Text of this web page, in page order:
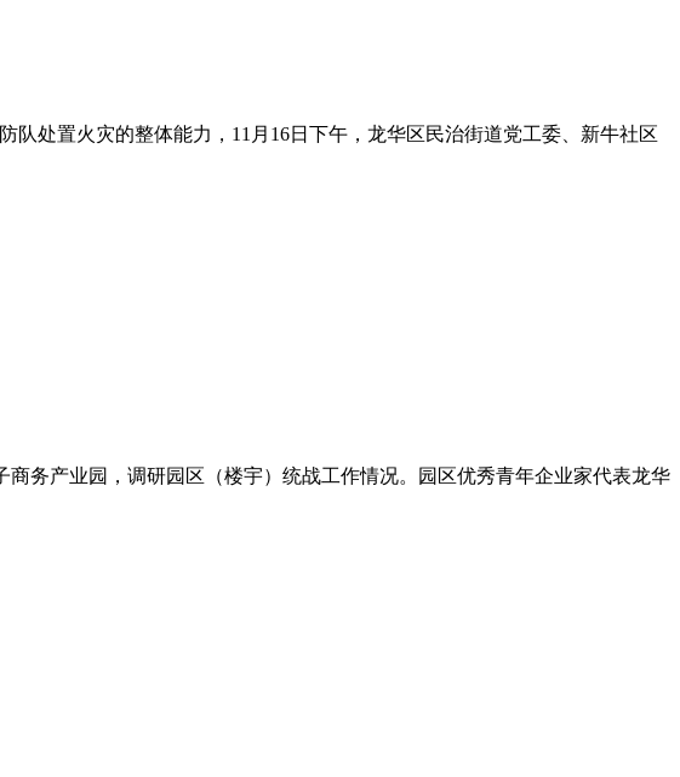
处置火灾的整体能力，11月16日下午，龙华区民治街道党工委、新牛社区
务产业园，调研园区（楼宇）统战工作情况。园区优秀青年企业家代表龙华